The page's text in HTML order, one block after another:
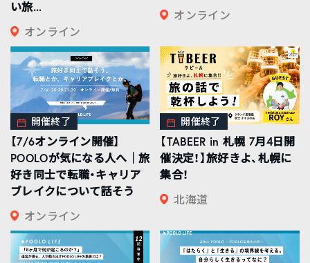
い旅...
オンライン
オンライン
開催終了
【7/6オンライン開催】
POOLOが気になる人へ｜旅
好き同士で転職・キャリア
ブレイクについて話そう
オンライン
開催終了
【TABEER in 札幌 7月4日開
催決定！】旅好きよ、札幌に
集合！
北海道